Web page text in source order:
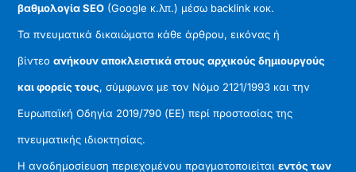
βαθμολογία SEO (Google κ.λπ.) μέσω backlink κοκ.
Τα πνευματικά δικαιώματα κάθε άρθρου, εικόνας ή
βίντεοανήκουν αποκλειστικά στους αρχικούς δημιουργούς
και φορείς τους, σύμφωνα με τον Νόμο 2121/1993 και την
Ευρωπαϊκή Οδηγία 2019/790 (ΕΕ) περί προστασίας της
πνευματικής ιδιοκτησίας.
Η αναδημοσίευση περιεχομένου πραγματοποιείταιεντός των